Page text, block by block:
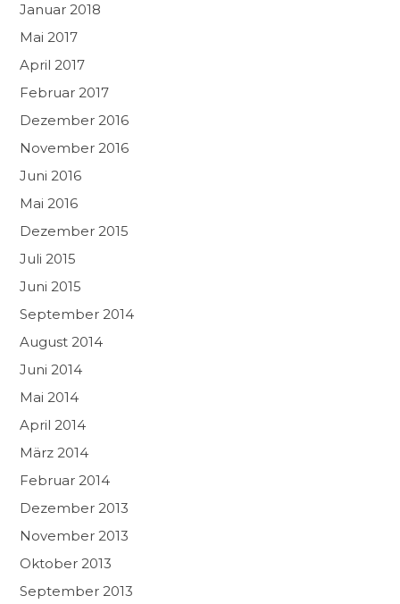
Januar 2018
Mai 2017
April 2017
Februar 2017
Dezember 2016
November 2016
Juni 2016
Mai 2016
Dezember 2015
Juli 2015
Juni 2015
September 2014
August 2014
Juni 2014
Mai 2014
April 2014
März 2014
Februar 2014
Dezember 2013
November 2013
Oktober 2013
September 2013